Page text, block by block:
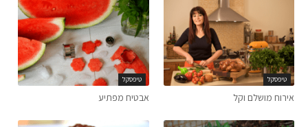
טיפסקל
אירוח מושלם וקל
טיפסקל
אבטיח מפתיע